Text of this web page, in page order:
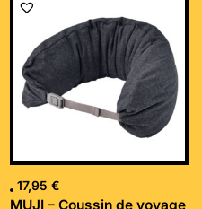
17,95 €
MUJI – Coussin de voyage